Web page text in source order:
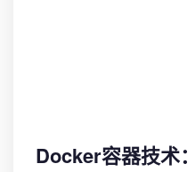
Docker容器技术